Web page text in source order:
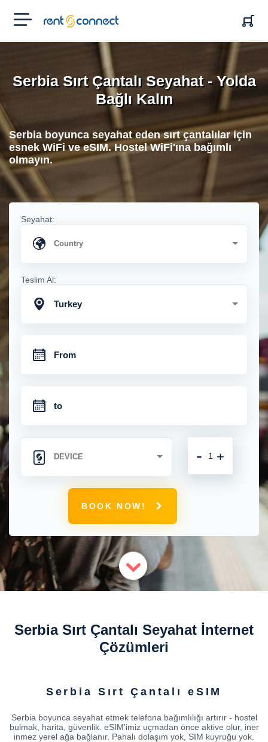
RENT'N
CONNECT
Serbia Sırt Çantalı Seyahat - Yolda
Bağlı Kalın
Serbia boyunca seyahat eden sırt çantalılar için
esnek WiFi ve eSIM. Hostel WiFi'ına bağımlı
olmayın.
Seyahat:
Teslim Al:
Turkey
+
-
BOOK NOW!
Serbia Sırt Çantalı Seyahat İnternet
Çözümleri
Serbia Sırt Çantalı eSIM
Serbia boyunca seyahat etmek telefona bağımlılığı artırır - hostel
bulmak, harita, güvenlik. eSIM'imiz uçmadan önce aktive olur, iner
inmez yerel ağa bağlanır. Pahalı dolaşım yok, SIM kuyruğu yok.